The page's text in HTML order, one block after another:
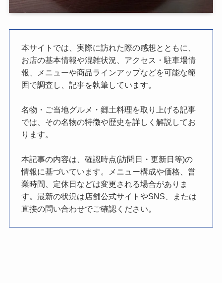
本サイトでは、実際に訪れた際の感想とともに、
お店の基本情報や混雑状況、アクセス・駐車場情
報、メニューや商品ラインアップなどを可能な範
囲で調査し、記事を執筆しています。
名物・ご当地グルメ・郷土料理を取り上げる記事
では、その名物の特徴や歴史を詳しく解説してお
ります。
本記事の内容は、確認時点(訪問日・更新日等)の
情報に基づいています。メニュー構成や価格、営
業時間、定休日などは変更される場合がありま
す。最新の状況は店舗公式サイトやSNS、または
直接の問い合わせでご確認ください。